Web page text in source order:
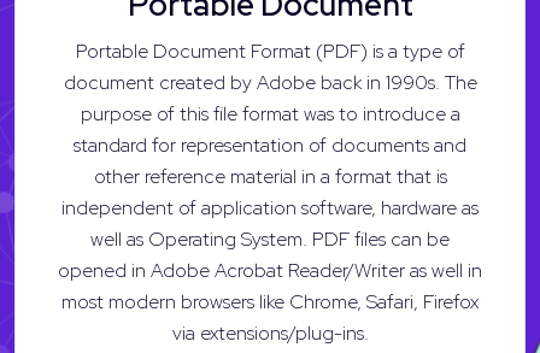
Portable Document Format (PDF) is a type of
document created by Adobe back in 1990s. The
purpose of this file format was to introduce a
standard for representation of documents and
other reference material in a format that is
independent of application software, hardware as
well as Operating System. PDF files can be
opened in Adobe Acrobat Reader/Writer as well in
most modern browsers like Chrome, Safari, Firefox
via extensions/plug-ins.